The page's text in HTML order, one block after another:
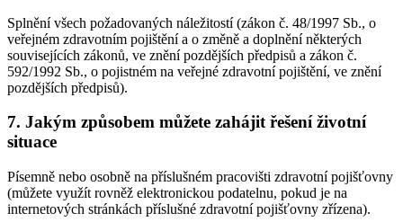
Splnění všech požadovaných náležitostí (zákon č. 48/1997 Sb., o
veřejném zdravotním pojištění a o změně a doplnění některých
souvisejících zákonů, ve znění pozdějších předpisů a zákon č.
592/1992 Sb., o pojistném na veřejné zdravotní pojištění, ve znění
pozdějších předpisů).
7. Jakým způsobem můžete zahájit řešení životní
situace
Písemně nebo osobně na příslušném pracovišti zdravotní pojišťovny
(můžete využít rovněž elektronickou podatelnu, pokud je na
internetových stránkách příslušné zdravotní pojišťovny zřízena).